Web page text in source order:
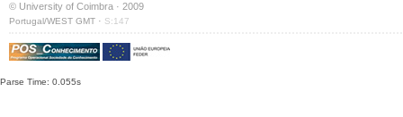
© University of Coimbra · 2009
Portugal/WEST GMT · S:147
Parse Time: 0.055s